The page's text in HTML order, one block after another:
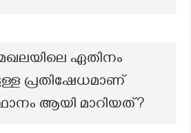
ഏതിനം
പ്രതിഷേധമാണ്
ആയി മാറിയത്?